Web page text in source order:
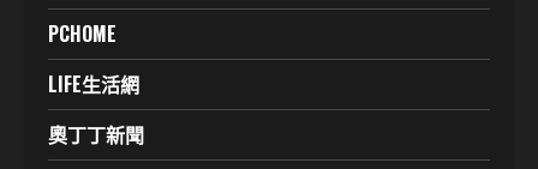
PCHOME
LIFE生活網
奧丁丁新聞